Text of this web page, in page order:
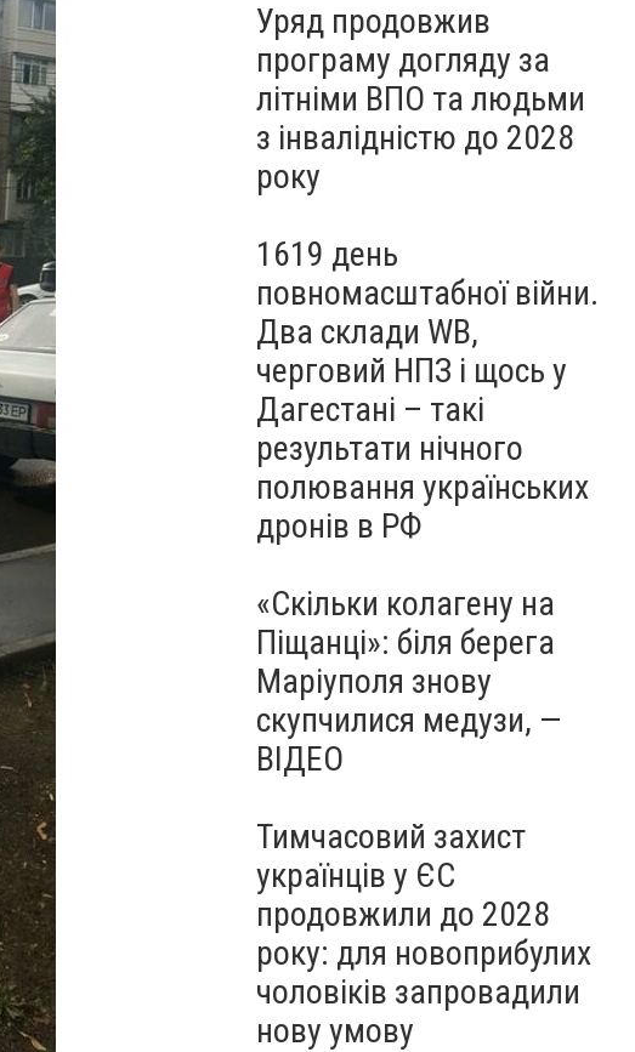
Уряд продовжив
програму догляду за
літніми ВПО та людьми
з інвалідністю до 2028
року
1619 день
повномасштабної війни.
Два склади WB,
черговий НПЗ і щось у
Дагестані – такі
результати нічного
полювання українських
дронів в РФ
«Скільки колагену на
Піщанці»: біля берега
Маріуполя знову
скупчилися медузи, —
ВІДЕО
Тимчасовий захист
українців у ЄС
продовжили до 2028
року: для новоприбулих
чоловіків запровадили
нову умову